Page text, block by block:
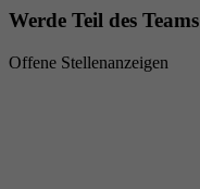
Werde Teil des Teams
Offene Stellenanzeigen